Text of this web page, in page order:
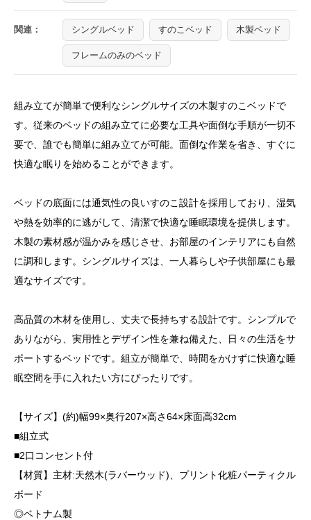
関連： シングルベッド すのこベッド 木製ベッド
フレームのみのベッド
組み立てが簡単で便利なシングルサイズの木製すのこベッドで
す。従来のベッドの組み立てに必要な工具や面倒な手順が一切不
要で、誰でも簡単に組み立てが可能。面倒な作業を省き、すぐに
快適な眠りを始めることができます。
ベッドの底面には通気性の良いすのこ設計を採用しており、湿気
や熱を効率的に逃がして、清潔で快適な睡眠環境を提供します。
木製の素材感が温かみを感じさせ、お部屋のインテリアにも自然
に調和します。シングルサイズは、一人暮らしや子供部屋にも最
適なサイズです。
高品質の木材を使用し、丈夫で長持ちする設計です。シンプルで
ありながら、実用性とデザイン性を兼ね備えた、日々の生活をサ
ポートするベッドです。組立が簡単で、時間をかけずに快適な睡
眠空間を手に入れたい方にぴったりです。
【サイズ】(約)幅99×奥行207×高さ64×床面高32cm
■組立式
■2口コンセント付
【材質】主材:天然木(ラバーウッド)、プリント化粧パーティクル
ボード
◎ベトナム製